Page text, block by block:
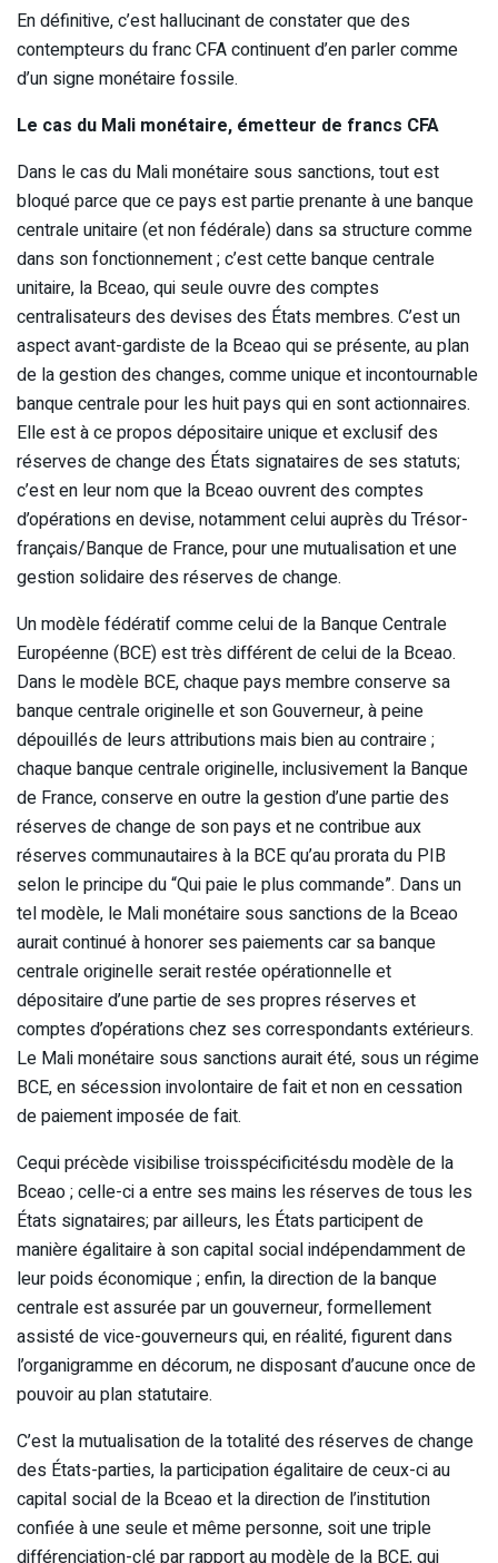
En définitive, c’est hallucinant de constater que des
contempteurs du franc CFA continuent d’en parler comme
d’un signe monétaire fossile.
Le cas du Mali monétaire, émetteur de francs CFA
Dans le cas du Mali monétaire sous sanctions, tout est
bloqué parce que ce pays est partie prenante à une banque
centrale unitaire (et non fédérale) dans sa structure comme
dans son fonctionnement ; c’est cette banque centrale
unitaire, la Bceao, qui seule ouvre des comptes
centralisateurs des devises des États membres. C’est un
aspect avant-gardiste de la Bceao qui se présente, au plan
de la gestion des changes, comme unique et incontournable
banque centrale pour les huit pays qui en sont actionnaires.
Elle est à ce propos dépositaire unique et exclusif des
réserves de change des États signataires de ses statuts;
c’est en leur nom que la Bceao ouvrent des comptes
d’opérations en devise, notamment celui auprès du Trésor-
français/Banque de France, pour une mutualisation et une
gestion solidaire des réserves de change.
Un modèle fédératif comme celui de la Banque Centrale
Européenne (BCE) est très différent de celui de la Bceao.
Dans le modèle BCE, chaque pays membre conserve sa
banque centrale originelle et son Gouverneur, à peine
dépouillés de leurs attributions mais bien au contraire ;
chaque banque centrale originelle, inclusivement la Banque
de France, conserve en outre la gestion d’une partie des
réserves de change de son pays et ne contribue aux
réserves communautaires à la BCE qu’au prorata du PIB
selon le principe du “Qui paie le plus commande”. Dans un
tel modèle, le Mali monétaire sous sanctions de la Bceao
aurait continué à honorer ses paiements car sa banque
centrale originelle serait restée opérationnelle et
dépositaire d’une partie de ses propres réserves et
comptes d’opérations chez ses correspondants extérieurs.
Le Mali monétaire sous sanctions aurait été, sous un régime
BCE, en sécession involontaire de fait et non en cessation
de paiement imposée de fait.
Cequi précède visibilise troisspécificitésdu modèle de la
Bceao ; celle-ci a entre ses mains les réserves de tous les
États signataires; par ailleurs, les États participent de
manière égalitaire à son capital social indépendamment de
leur poids économique ; enfin, la direction de la banque
centrale est assurée par un gouverneur, formellement
assisté de vice-gouverneurs qui, en réalité, figurent dans
l’organigramme en décorum, ne disposant d’aucune once de
pouvoir au plan statutaire.
C’est la mutualisation de la totalité des réserves de change
des États-parties, la participation égalitaire de ceux-ci au
capital social de la Bceao et la direction de l’institution
confiée à une seule et même personne, soit une triple
différenciation-clé par rapport au modèle de la BCE, qui